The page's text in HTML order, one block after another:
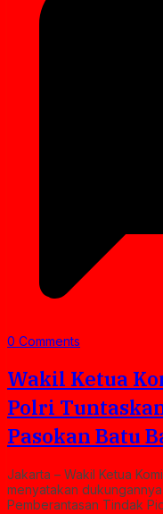
0 Comments
Wakil Ketua
Polri
Pasokan Batu
Jakarta – Wakil Ketua
menyatakan
Pemberantasan Tindak